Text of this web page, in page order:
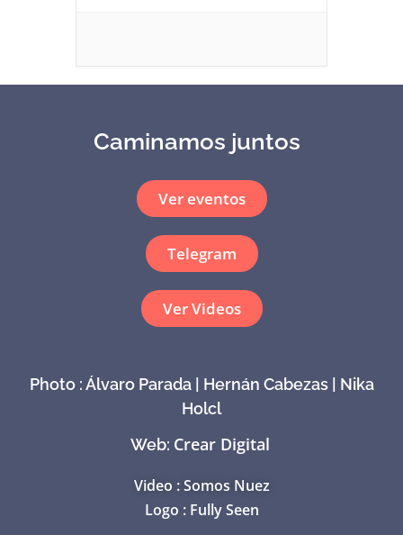
Caminamos juntos
Ver eventos
Telegram
Ver Videos
Photo : Álvaro Parada | Hernán Cabezas | Nika
Holcl
Web: Crear Digital
Video : Somos Nuez
Logo : Fully Seen